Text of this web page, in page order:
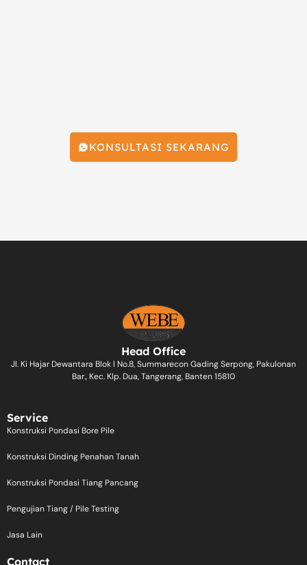
KONSULTASI SEKARANG
Head Office
Jl. Ki Hajar Dewantara Blok I No.8, Summarecon Gading Serpong, Pakulonan
Bar., Kec. Klp. Dua, Tangerang, Banten 15810
Service
Konstruksi Pondasi Bore Pile
Konstruksi Dinding Penahan Tanah
Konstruksi Pondasi Tiang Pancang
Pengujian Tiang / Pile Testing
Jasa Lain
Contact